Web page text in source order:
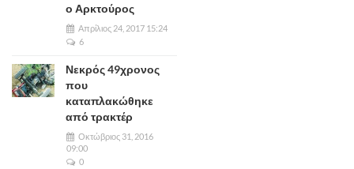
ο Αρκτούρος
Απρίλιος 24, 2017 15:24
6
Νεκρός 49χρονος
που
καταπλακώθηκε
από τρακτέρ
Οκτώβριος 31, 2016
09:00
0